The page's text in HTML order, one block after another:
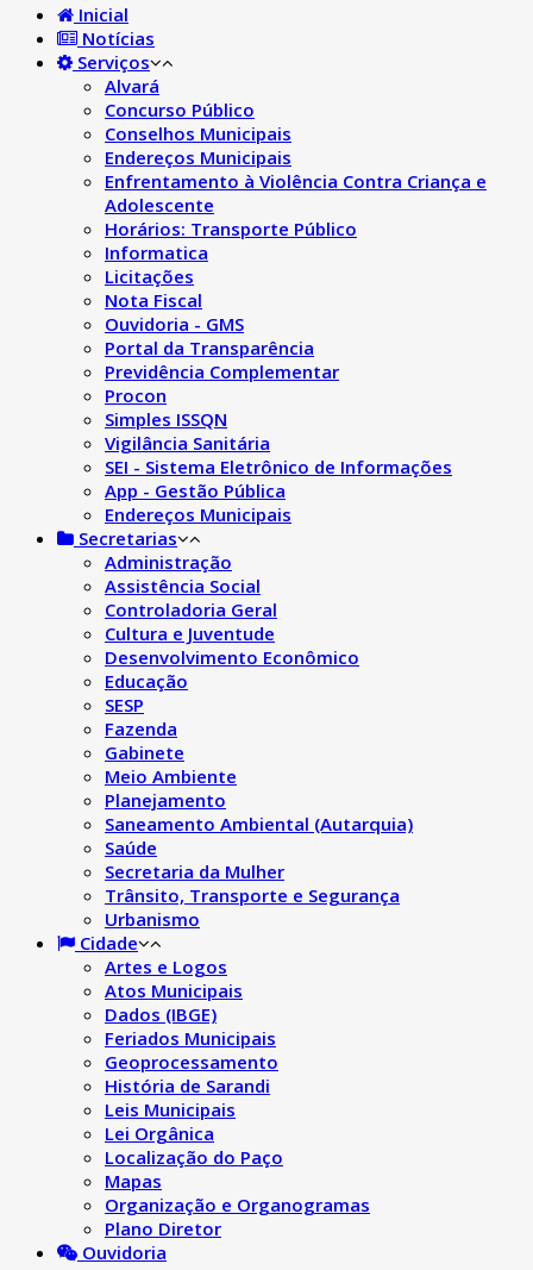
Inicial
Notícias
Serviços
Alvará
Concurso Público
Conselhos Municipais
Endereços Municipais
Enfrentamento à Violência Contra Criança e
Adolescente
Horários: Transporte Público
Informatica
Licitações
Nota Fiscal
Ouvidoria - GMS
Portal da Transparência
Previdência Complementar
Procon
Simples ISSQN
Vigilância Sanitária
SEI - Sistema Eletrônico de Informações
App - Gestão Pública
Endereços Municipais
Secretarias
Administração
Assistência Social
Controladoria Geral
Cultura e Juventude
Desenvolvimento Econômico
Educação
SESP
Fazenda
Gabinete
Meio Ambiente
Planejamento
Saneamento Ambiental (Autarquia)
Saúde
Secretaria da Mulher
Trânsito, Transporte e Segurança
Urbanismo
Cidade
Artes e Logos
Atos Municipais
Dados (IBGE)
Feriados Municipais
Geoprocessamento
História de Sarandi
Leis Municipais
Lei Orgânica
Localização do Paço
Mapas
Organização e Organogramas
Plano Diretor
Ouvidoria